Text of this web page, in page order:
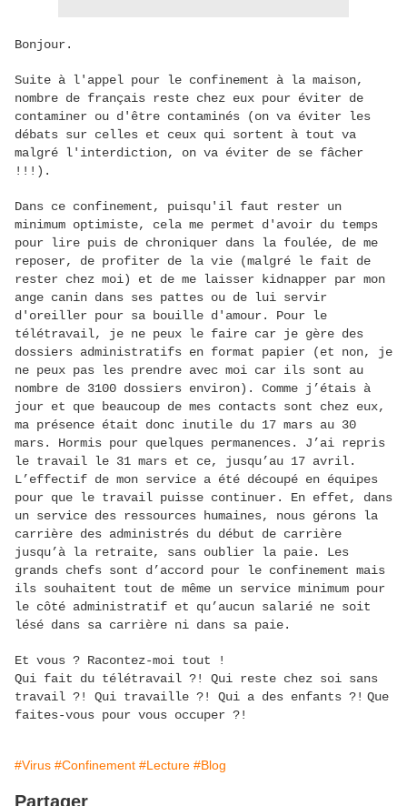
Bonjour.
Suite à l'appel pour le confinement à la maison,
nombre de français reste chez eux pour éviter de
contaminer ou d'être contaminés (on va éviter les
débats sur celles et ceux qui sortent à tout va
malgré l'interdiction, on va éviter de se fâcher
!!!).
Dans ce confinement, puisqu'il faut rester un
minimum optimiste, cela me permet d'avoir du temps
pour lire puis de chroniquer dans la foulée, de me
reposer, de profiter de la vie (malgré le fait de
rester chez moi) et de me laisser kidnapper par mon
ange canin dans ses pattes ou de lui servir
d'oreiller pour sa bouille d'amour. Pour le
télétravail, je ne peux le faire car je gère des
dossiers administratifs en format papier (et non, je
ne peux pas les prendre avec moi car ils sont au
nombre de 3100 dossiers environ). Comme j’étais à
jour et que beaucoup de mes contacts sont chez eux,
ma présence était donc inutile du 17 mars au 30
mars. Hormis pour quelques permanences. J’ai repris
le travail le 31 mars et ce, jusqu’au 17 avril.
L’effectif de mon service a été découpé en équipes
pour que le travail puisse continuer. En effet, dans
un service des ressources humaines, nous gérons la
carrière des administrés du début de carrière
jusqu’à la retraite, sans oublier la paie. Les
grands chefs sont d’accord pour le confinement mais
ils souhaitent tout de même un service minimum pour
le côté administratif et qu’aucun salarié ne soit
lésé dans sa carrière ni dans sa paie.
Et vous ? Racontez-moi tout !
Qui fait du télétravail ?! Qui reste chez soi sans
travail ?! Qui travaille ?! Qui a des enfants ?! Que
faites-vous pour vous occuper ?!
#Virus #Confinement #Lecture #Blog
Partager